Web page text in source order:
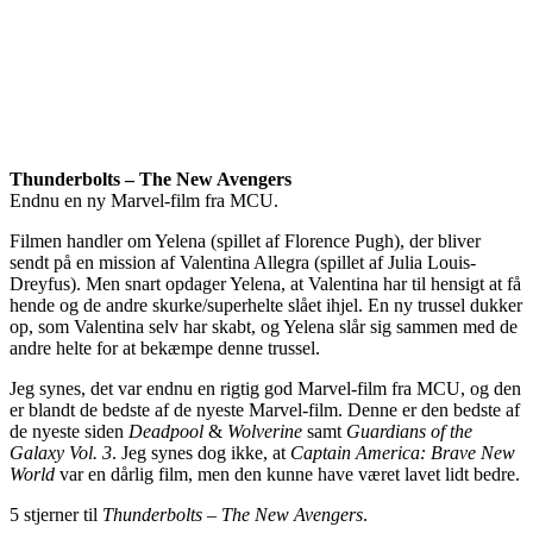
Thunderbolts – The New Avengers
Endnu en ny Marvel-film fra MCU.
Filmen handler om Yelena (spillet af Florence Pugh), der bliver
sendt på en mission af Valentina Allegra (spillet af Julia Louis-
Dreyfus). Men snart opdager Yelena, at Valentina har til hensigt at få
hende og de andre skurke/superhelte slået ihjel. En ny trussel dukker
op, som Valentina selv har skabt, og Yelena slår sig sammen med de
andre helte for at bekæmpe denne trussel.
Jeg synes, det var endnu en rigtig god Marvel-film fra MCU, og den
er blandt de bedste af de nyeste Marvel-film. Denne er den bedste af
de nyeste siden Deadpool & Wolverine samt Guardians of the
Galaxy Vol. 3. Jeg synes dog ikke, at Captain America: Brave New
World var en dårlig film, men den kunne have været lavet lidt bedre.
5 stjerner til Thunderbolts – The New Avengers.